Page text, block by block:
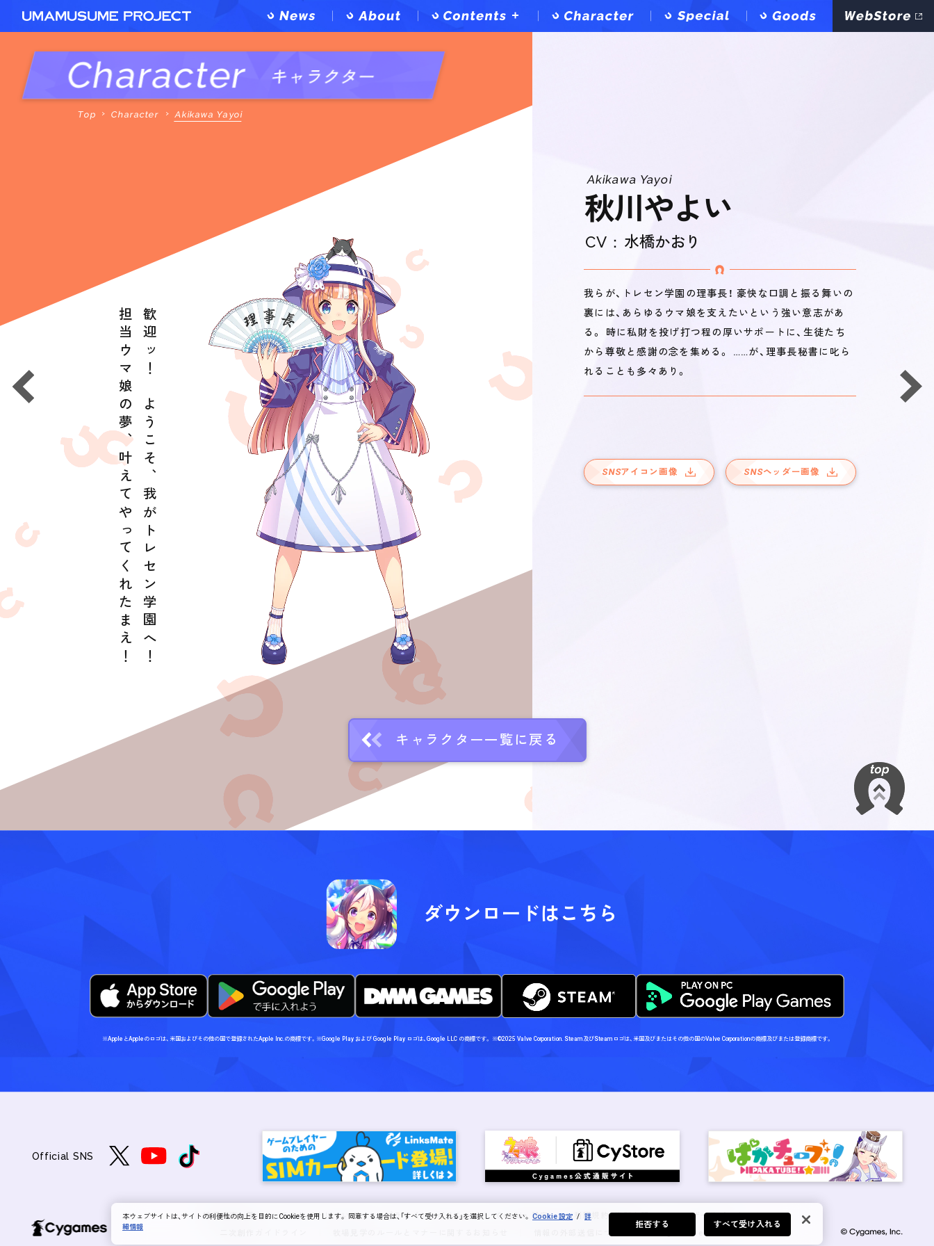
Top
Game
Anime
Comics
Character キャラクター
Top Character Akikawa Yayoi
歓迎ッ！ ようこそ、我がトレセン学園へ！
担当ウマ娘の夢、叶えてやってくれたまえ！
Akikawa Yayoi
秋川やよい
CV： 水橋かおり
我らが、トレセン学園の理事長！ 豪快な口調と振る舞いの
裏には、あらゆるウマ娘を支えたいという強い意志があ
る。 時に私財を投げ打つ程の厚いサポートに、生徒たち
から尊敬と感謝の念を集める。 ……が、理事長秘書に叱ら
れることも多々あり。
SNSアイコン画像 SNSヘッダー画像
キャラクター一覧に戻る
ダウンロードはこちら
※AppleとAppleのロゴは、米国およびその他の国で登録されたApple Inc.の商標です。 ※Google Play および Google Play ロゴは、Google LLC の商標です。 ※©2025 Valve Corporation. Steam及びSteamロゴは、米国及びまたはその他の国のValve Corporationの商標及びまたは登録商標です。
Official SNS
推奨端末一覧 このサイトについて プライバシーポリシー Cookie 設定 利用規約・権利表記
ユーザーサポート
情報の外部送信について English Release
本ウェブサイトは、サイトの利便性の向上を目的にCookieを使用します。 同意する場合は、「すべて受け入れる」を選択してください。 Cookie 設定 /
詳
細情報
拒否する すべて受け入れる